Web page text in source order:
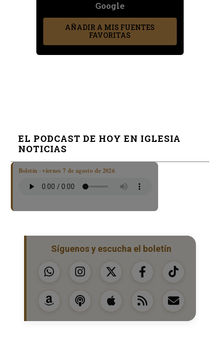
Google
AÑADIR A MIS FUENTES
FAVORITAS
EL PODCAST DE HOY EN IGLESIA
NOTICIAS
Boletín · viernes 7 de agosto de 2026
Síguenos y escucha el boletín